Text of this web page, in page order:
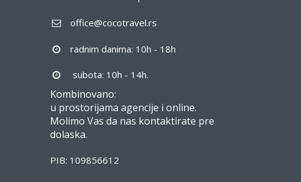
office@cocotravel.rs
radnim danima: 10h - 18h
subota: 10h - 14h.
Kombinovano:
u prostorijama agencije i online.
Molimo Vas da nas kontaktirate pre
dolaska.
PIB: 109856612